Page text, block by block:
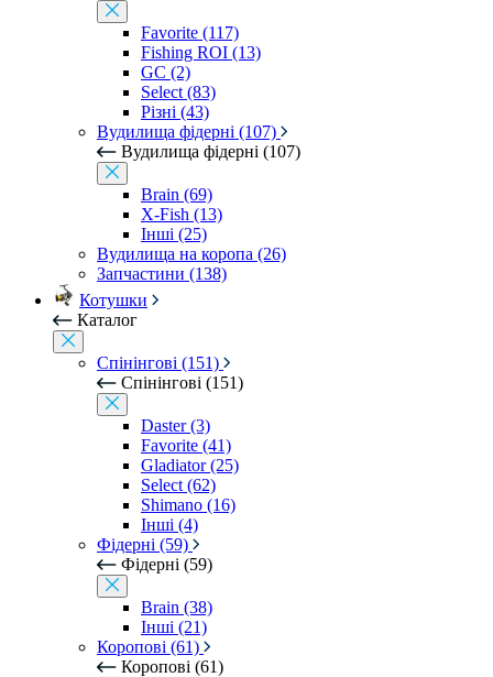
Favorite (117)
Fishing ROI (13)
GC (2)
Select (83)
Різні (43)
Вудилища фідерні (107)
Вудилища фідерні (107)
Brain (69)
X-Fish (13)
Інші (25)
Вудилища на коропа (26)
Запчастини (138)
Котушки
Каталог
Спінінгові (151)
Спінінгові (151)
Daster (3)
Favorite (41)
Gladiator (25)
Select (62)
Shimano (16)
Інші (4)
Фідерні (59)
Фідерні (59)
Brain (38)
Інші (21)
Коропові (61)
Коропові (61)